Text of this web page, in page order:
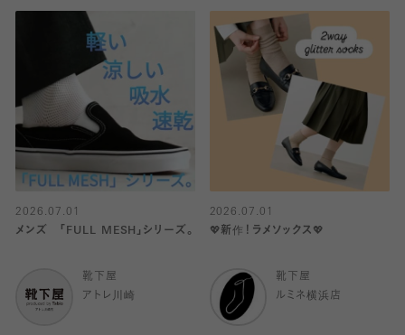
2026.07.01
メンズ 「FULL MESH」シリーズ。
靴下屋
アトレ川崎
2026.07.01
💖新作！ラメソックス💖
靴下屋
ルミネ横浜店